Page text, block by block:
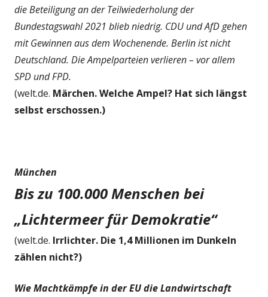
die Beteiligung an der Teilwiederholung der
Bundestagswahl 2021 blieb niedrig. CDU und AfD gehen
mit Gewinnen aus dem Wochenende. Berlin ist nicht
Deutschland. Die Ampelparteien verlieren – vor allem
SPD und FPD.
(welt.de. Märchen. Welche Ampel? Hat sich längst
selbst erschossen.)
München
Bis zu 100.000 Menschen bei
„Lichtermeer für Demokratie“
(welt.de. Irrlichter. Die 1,4 Millionen im Dunkeln
zählen nicht?)
Wie Machtkämpfe in der EU die Landwirtschaft